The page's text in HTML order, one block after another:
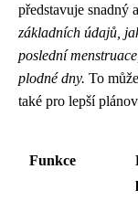
představuje snadný
základních údajů,
poslední
plodné dny. To
také pro lepší
Funkce